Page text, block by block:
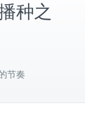
种之
节奏